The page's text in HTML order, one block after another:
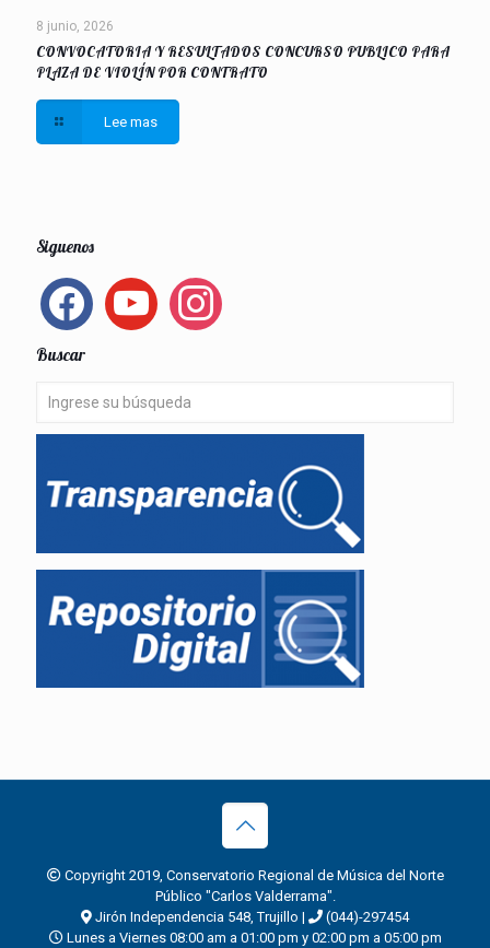
8 junio, 2026
CONVOCATORIA Y RESULTADOS CONCURSO PUBLICO PARA
PLAZA DE VIOLÍN POR CONTRATO
Lee mas
Siguenos
facebook youtube instagram
Buscar
Copyright 2019, Conservatorio Regional de Música del Norte
Público "Carlos Valderrama".
Jirón Independencia 548, Trujillo |
(044)-297454
Lunes a Viernes 08:00 am a 01:00 pm y 02:00 pm a 05:00 pm